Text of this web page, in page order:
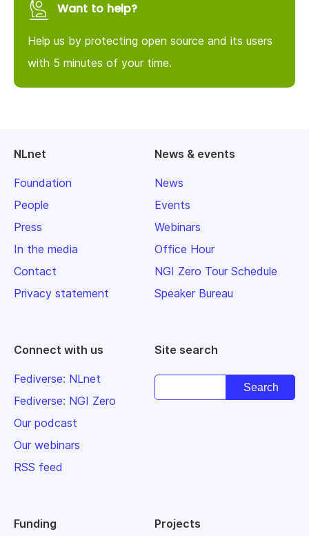
Want to help?
Help us by protecting open source and its users
with 5 minutes of your time.
NLnet
Foundation
People
Press
In the media
Contact
Privacy statement
News & events
News
Events
Webinars
Office Hour
NGI Zero Tour Schedule
Speaker Bureau
Connect with us
Fediverse: NLnet
Fediverse: NGI Zero
Our podcast
Our webinars
RSS feed
Site search
Funding Projects